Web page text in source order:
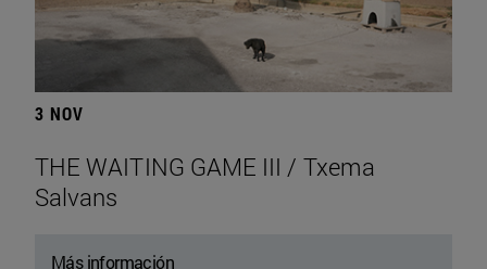
3 NOV
THE WAITING GAME III / Txema
Salvans
Más información